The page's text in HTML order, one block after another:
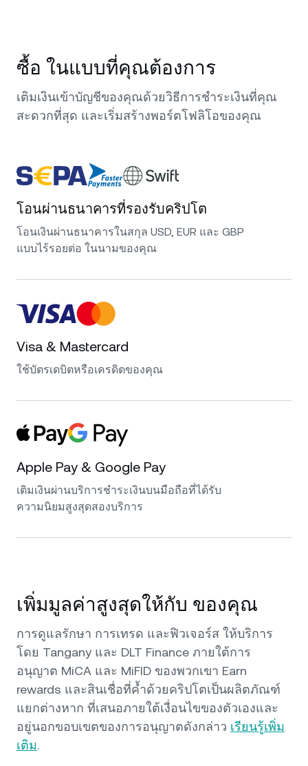
ดูสินทรัพย์ทั้งหมด
ซื้อ ในแบบที่คุณต้องการ
เติมเงินเข้าบัญชีของคุณด้วยวิธีการชำระเงินที่คุณ
สะดวกที่สุด และเริ่มสร้างพอร์ตโฟลิโอของคุณ
โอนผ่านธนาคารที่รองรับคริปโต
โอนเงินผ่านธนาคารในสกุล USD, EUR และ GBP
แบบไร้รอยต่อ ในนามของคุณ
Visa & Mastercard
ใช้บัตรเดบิตหรือเครดิตของคุณ
Apple Pay & Google Pay
เติมเงินผ่านบริการชำระเงินบนมือถือที่ได้รับ
ความนิยมสูงสุดสองบริการ
เพิ่มมูลค่าสูงสุดให้กับ ของคุณ
การดูแลรักษา การเทรด และฟิวเจอร์ส ให้บริการ
โดย Tangany และ DLT Finance ภายใต้การ
อนุญาต MiCA และ MiFID ของพวกเขา Earn
rewards และสินเชื่อที่ค้ำด้วยคริปโตเป็นผลิตภัณฑ์
แยกต่างหาก ที่เสนอภายใต้เงื่อนไขของตัวเองและ
อยู่นอกขอบเขตของการอนุญาตดังกล่าว เรียนรู้เพิ่ม
เติม.